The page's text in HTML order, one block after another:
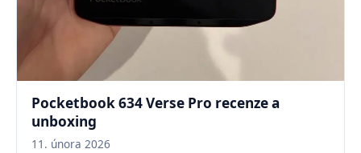
Pocketbook 634 Verse Pro recenze a
unboxing
11. února 2026